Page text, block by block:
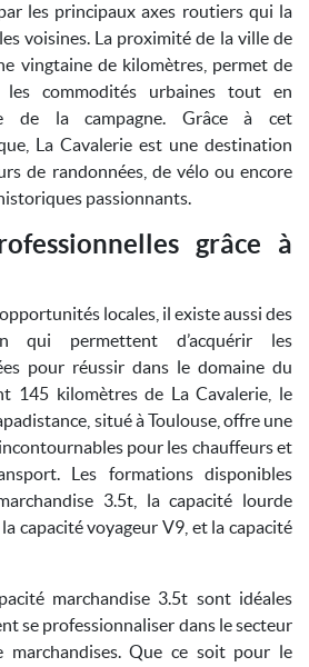
les principaux axes routiers qui la
voisines. La proximité de la ville de
vingtaine de kilomètres, permet de
commodités urbaines tout en
de la campagne. Grâce à cet
La Cavalerie est une destination
de randonnées, de vélo ou encore
passionnants.
grâce à
locales, il existe aussi des
qui permettent d’acquérir les
pour réussir dans le domaine du
145 kilomètres de La Cavalerie, le
situé à Toulouse, offre une
pour les chauffeurs et
Les formations disponibles
3.5t, la capacité lourde
capacité voyageur V9, et la capacité
marchandise 3.5t sont idéales
se professionnaliser dans le secteur
Que ce soit pour le